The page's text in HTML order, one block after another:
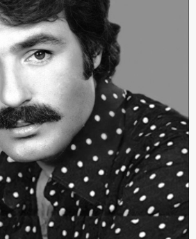
sunabilmek için İnternet
üçüncü kişilere ait çerezler
vasıtasıyla çeşitli kişisel
gerekli olan çerezler bilgi
amacıyla
çerezler, sitemizin daha işlevsel
ve sizlere yönelik
yapılması, amaçlarıyla
dahilinde kullanılacaktır.
aşağıda yer alan panel
Çerezlere ilişkin detaylı bilgi
tıklayabilir,Çerez Bilgilendirme